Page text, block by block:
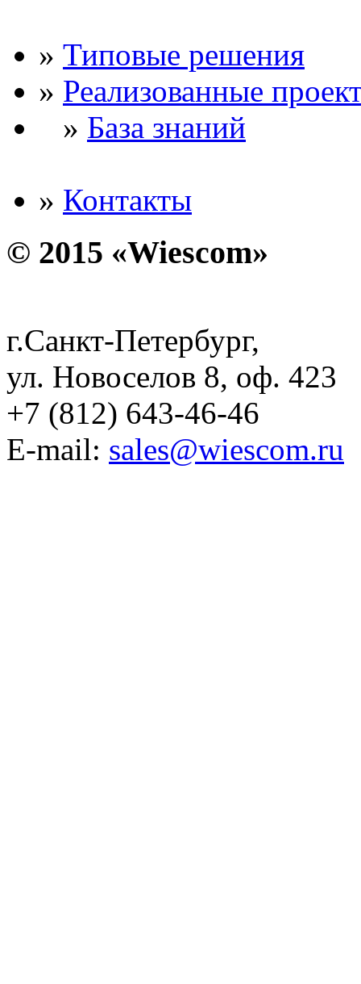
» Типовые решения
» Реализованные
» База знаний
» Контакты
© 2015 «Wiescom»
г.Санкт-Петербург,
ул. Новоселов 8, оф. 423
+7 (812) 643-46-46
E-mail: sales@wiescom.ru